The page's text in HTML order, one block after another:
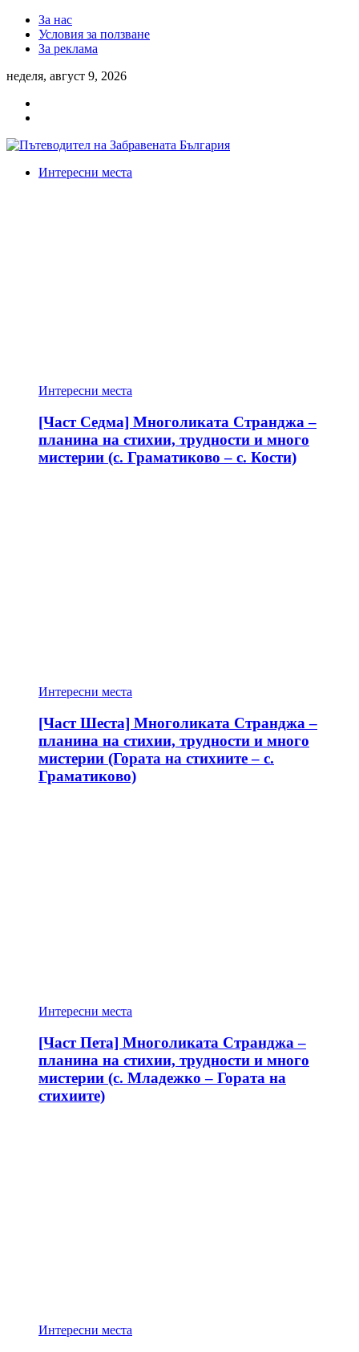
За нас
Условия за ползване
За реклама
неделя, август 9, 2026
Интересни места
Интересни места
[Част Седма] Многоликата Странджа –
планина на стихии, трудности и много
мистерии (с. Граматиково – с. Кости)
Интересни места
[Част Шеста] Многоликата Странджа –
планина на стихии, трудности и много
мистерии (Гората на стихиите – с.
Граматиково)
Интересни места
[Част Пета] Многоликата Странджа –
планина на стихии, трудности и много
мистерии (с. Младежко – Гората на
стихиите)
Интересни места